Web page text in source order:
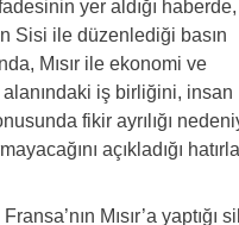
yer aldığı haberde,
Sisi ile düzenlediği basın
Mısır ile ekonomi ve
iş birliğini, insan
fikir ayrılığı
açıkladığı
Mısır’a yaptığı